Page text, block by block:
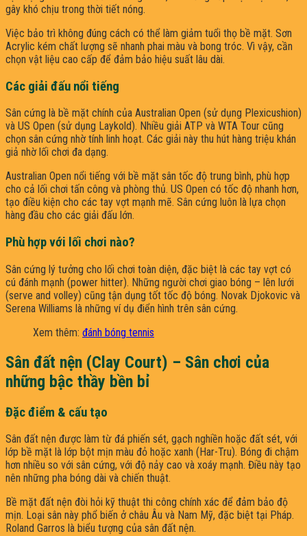
gây khó chịu trong thời tiết nóng.
Việc bảo trì không đúng cách có thể làm giảm tuổi thọ bề mặt. Sơn
Acrylic kém chất lượng sẽ nhanh phai màu và bong tróc. Vì vậy, cần
chọn vật liệu cao cấp để đảm bảo hiệu suất lâu dài.
Các giải đấu nổi tiếng
Sân cứng là bề mặt chính của Australian Open (sử dụng Plexicushion)
và US Open (sử dụng Laykold). Nhiều giải ATP và WTA Tour cũng
chọn sân cứng nhờ tính linh hoạt. Các giải này thu hút hàng triệu khán
giả nhờ lối chơi đa dạng.
Australian Open nổi tiếng với bề mặt sân tốc độ trung bình, phù hợp
cho cả lối chơi tấn công và phòng thủ. US Open có tốc độ nhanh hơn,
tạo điều kiện cho các tay vợt mạnh mẽ. Sân cứng luôn là lựa chọn
hàng đầu cho các giải đấu lớn.
Phù hợp với lối chơi nào?
Sân cứng lý tưởng cho lối chơi toàn diện, đặc biệt là các tay vợt có
cú đánh mạnh (power hitter). Những người chơi giao bóng – lên lưới
(serve and volley) cũng tận dụng tốt tốc độ bóng. Novak Djokovic và
Serena Williams là những ví dụ điển hình trên sân cứng.
Xem thêm: đánh bóng tennis
Sân đất nện (Clay Court) – Sân chơi của
những bậc thầy bền bỉ
Đặc điểm & cấu tạo
Sân đất nện được làm từ đá phiến sét, gạch nghiền hoặc đất sét, với
lớp bề mặt là lớp bột mịn màu đỏ hoặc xanh (Har-Tru). Bóng đi chậm
hơn nhiều so với sân cứng, với độ nảy cao và xoáy mạnh. Điều này tạo
nên những pha bóng dài và chiến thuật.
Bề mặt đất nện đòi hỏi kỹ thuật thi công chính xác để đảm bảo độ
mịn. Loại sân này phổ biến ở châu Âu và Nam Mỹ, đặc biệt tại Pháp.
Roland Garros là biểu tượng của sân đất nện.